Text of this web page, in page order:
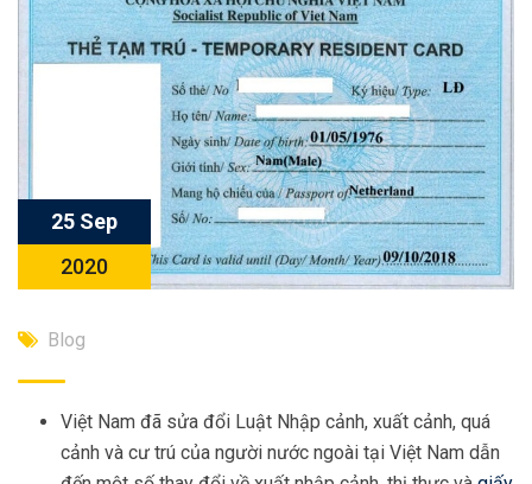
25 Sep
2020
Blog
Việt Nam đã sửa đổi Luật Nhập cảnh, xuất cảnh, quá
cảnh và cư trú của người nước ngoài tại Việt Nam dẫn